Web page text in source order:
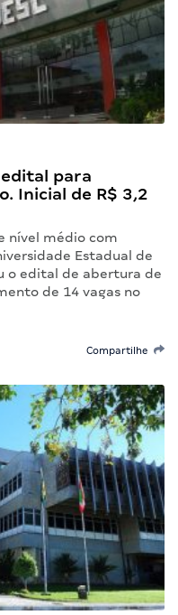
edital para
Inicial de R$ 3,2
nível médio com
Estadual de
o edital de abertura de
de 14 vagas no
Compartilhe